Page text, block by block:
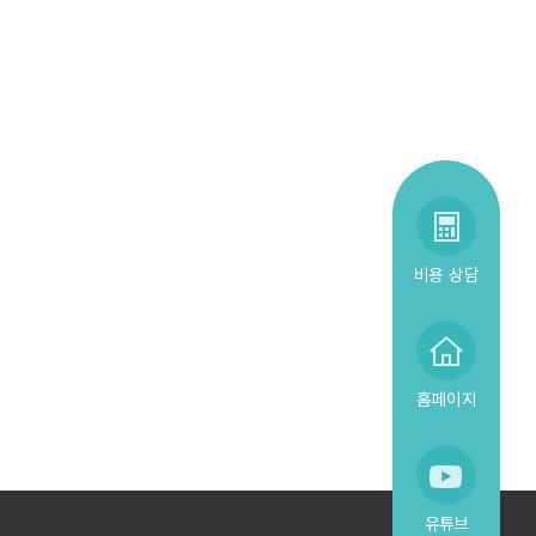
비용 상담
홈페이지
유튜브